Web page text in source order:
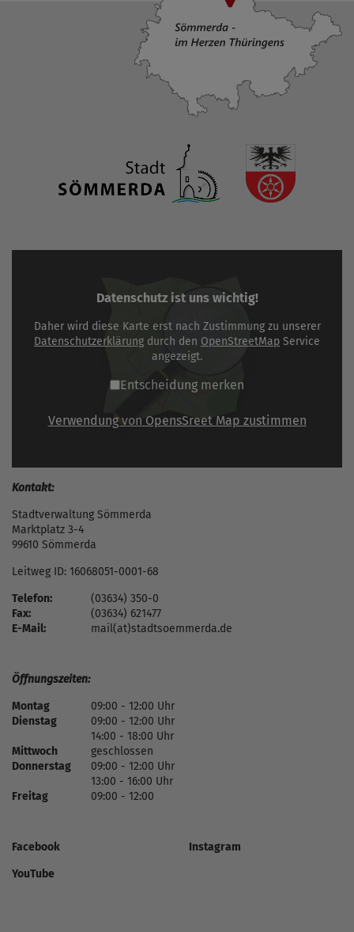
Datenschutz ist uns wichtig!
Daher wird diese Karte erst nach Zustimmung zu unserer
Datenschutzerklärung durch den OpenStreetMap Service
angezeigt.
Entscheidung merken
Verwendung von OpensSreet Map zustimmen
Kontakt:
Stadtverwaltung Sömmerda
Marktplatz 3-4
99610 Sömmerda
Leitweg ID: 16068051-0001-68
Telefon:
(03634) 350-0
Fax:
(03634) 621477
E-Mail:
mail(at)stadtsoemmerda.de
Öffnungszeiten:
Montag
09:00 - 12:00 Uhr
Dienstag
09:00 - 12:00 Uhr
14:00 - 18:00 Uhr
Mittwoch
geschlossen
Donnerstag
09:00 - 12:00 Uhr
13:00 - 16:00 Uhr
Freitag
09:00 - 12:00
Facebook
Instagram
YouTube